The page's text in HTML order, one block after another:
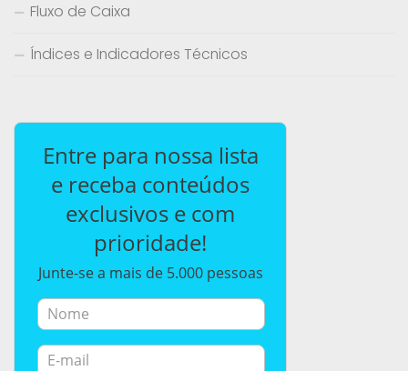
Fluxo de Caixa
Índices e Indicadores Técnicos
Entre para nossa lista
e receba conteúdos
exclusivos e com
prioridade!
Junte-se a mais de 5.000 pessoas